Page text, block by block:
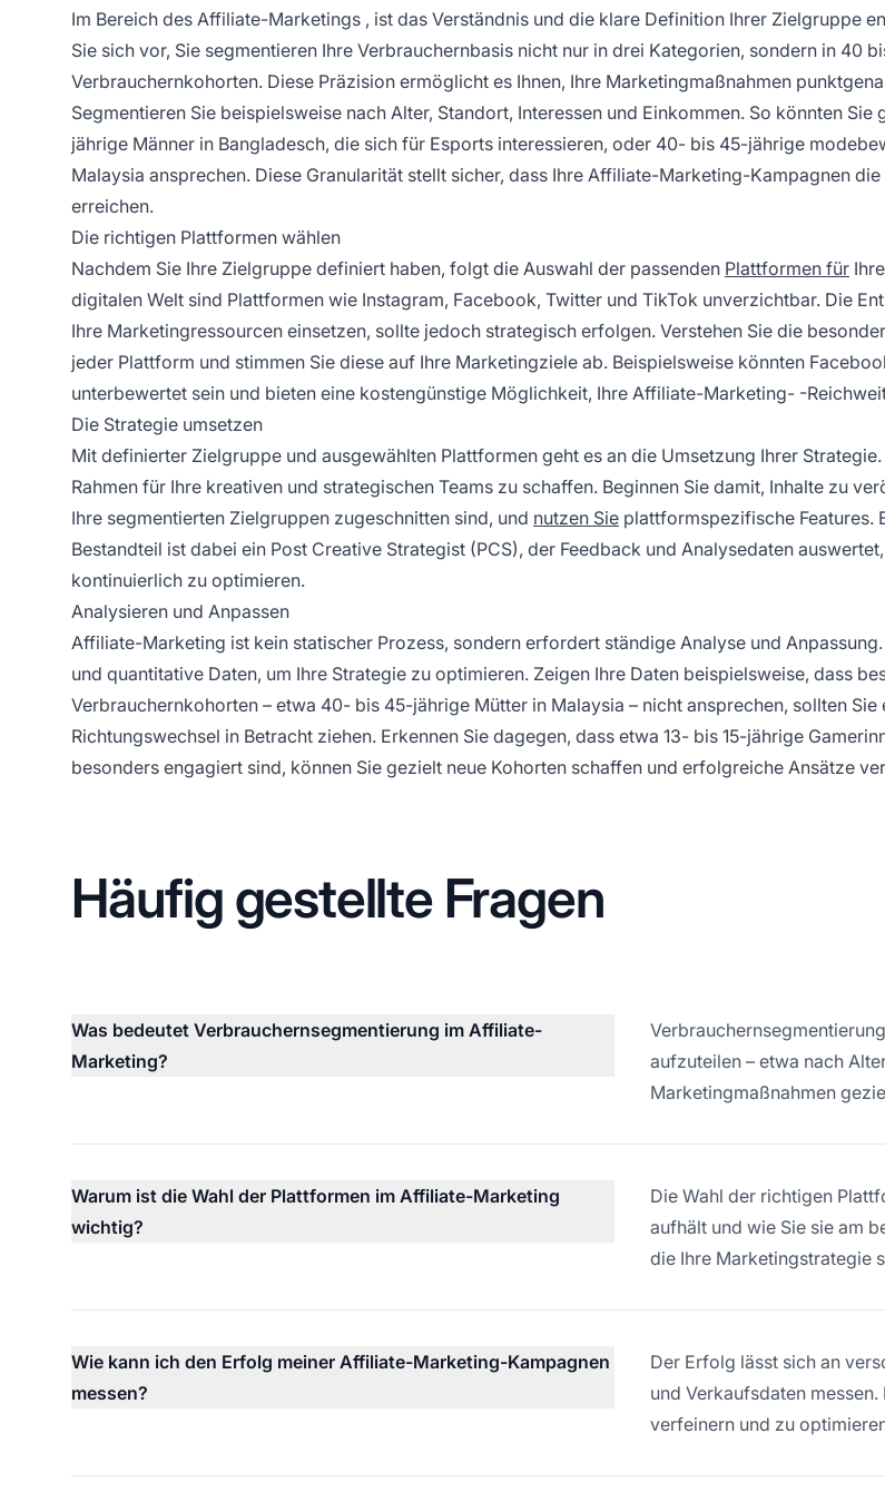
Im Bereich des Affiliate-Marketings , ist das Verständnis und die klare Definition Ihrer Zielgruppe
Sie sich vor, Sie segmentieren Ihre Verbrauchernbasis nicht nur in drei Kategorien, sondern in 40
Verbrauchernkohorten. Diese Präzision ermöglicht es Ihnen, Ihre Marketingmaßnahmen
Segmentieren Sie beispielsweise nach Alter, Standort, Interessen und Einkommen. So könnten Sie
jährige Männer in Bangladesch, die sich für Esports interessieren, oder 40- bis 45-jährige
Malaysia ansprechen. Diese Granularität stellt sicher, dass Ihre Affiliate-Marketing-Kampagnen die
erreichen.
Die richtigen Plattformen wählen
Nachdem Sie Ihre Zielgruppe definiert haben, folgt die Auswahl der passenden Plattformen für
digitalen Welt sind Plattformen wie Instagram, Facebook, Twitter und TikTok unverzichtbar. Die
Ihre Marketingressourcen einsetzen, sollte jedoch strategisch erfolgen. Verstehen Sie die
jeder Plattform und stimmen Sie diese auf Ihre Marketingziele ab. Beispielsweise könnten
unterbewertet sein und bieten eine kostengünstige Möglichkeit, Ihre Affiliate-Marketing- -
Die Strategie umsetzen
Mit definierter Zielgruppe und ausgewählten Plattformen geht es an die Umsetzung Ihrer
Rahmen für Ihre kreativen und strategischen Teams zu schaffen. Beginnen Sie damit, Inhalte zu
Ihre segmentierten Zielgruppen zugeschnitten sind, und nutzen Sie plattformspezifische Features.
Bestandteil ist dabei ein Post Creative Strategist (PCS), der Feedback und Analysedaten
kontinuierlich zu optimieren.
Analysieren und Anpassen
Affiliate-Marketing ist kein statischer Prozess, sondern erfordert ständige Analyse und
und quantitative Daten, um Ihre Strategie zu optimieren. Zeigen Ihre Daten beispielsweise, dass
Verbrauchernkohorten – etwa 40- bis 45-jährige Mütter in Malaysia – nicht ansprechen, sollten Sie
Richtungswechsel in Betracht ziehen. Erkennen Sie dagegen, dass etwa 13- bis 15-jährige
besonders engagiert sind, können Sie gezielt neue Kohorten schaffen und erfolgreiche Ansätze
Häufig gestellte Fragen
Was bedeutet Verbrauchernsegmentierung im Affiliate-
Marketing?
aufzuteilen – etwa nach
Marketingmaßnahmen
Warum ist die Wahl der Plattformen im Affiliate-Marketing
wichtig?
Die Wahl der richtigen
aufhält und wie Sie sie am
die Ihre Marketingstrategie
Wie kann ich den Erfolg meiner Affiliate-Marketing-Kampagnen
messen?
Der Erfolg lässt sich an
und Verkaufsdaten
verfeinern und zu